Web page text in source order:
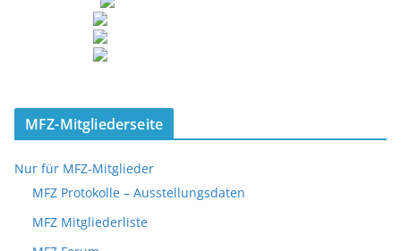
MFZ-Mitgliederseite
Nur für MFZ-Mitglieder
MFZ Protokolle – Ausstellungsdaten
MFZ Mitgliederliste